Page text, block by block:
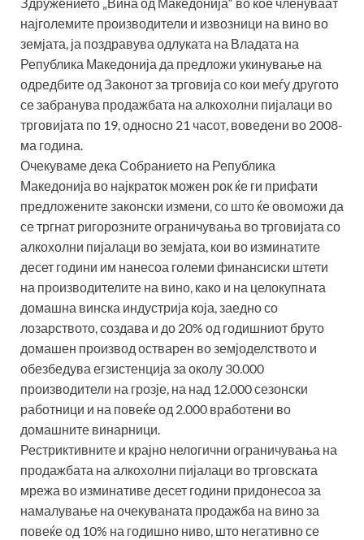
најголемите производители и извозници на вино во
земјата, ја поздравува одлуката на Владата на
Република Македонија да предложи укинување на
одредбите од Законот за трговија со кои меѓу другото
се забранува продажбата на алкохолни пијалаци во
трговијата по 19, односно 21 часот, воведени во 2008-
ма година.
Очекуваме дека Собранието на Република
Македонија во најкраток можен рок ќе ги прифати
предложените законски измени, со што ќе овоможи да
се тргнат ригорозните ограничувања во трговијата со
алкохолни пијалаци во земјата, кои во изминатите
десет години им нанесоа големи финансиски штети
на производителите на вино, како и на целокупната
домашна винска индустрија која, заедно со
лозарството, создава и до 20% од годишниот бруто
домашен производ остварен во земјоделството и
обезбедува егзистенција за околу 30.000
производители на грозје, на над 12.000 сезонски
работници и на повеќе од 2.000 вработени во
домашните винарници.
Рестриктивните и крајно нелогични ограничувања на
продажбата на алкохолни пијалаци во трговската
мрежа во изминативе десет години придонесоа за
намалување на очекуваната продажба на вино за
повеќе од 10% на годишно ниво, што негативно се